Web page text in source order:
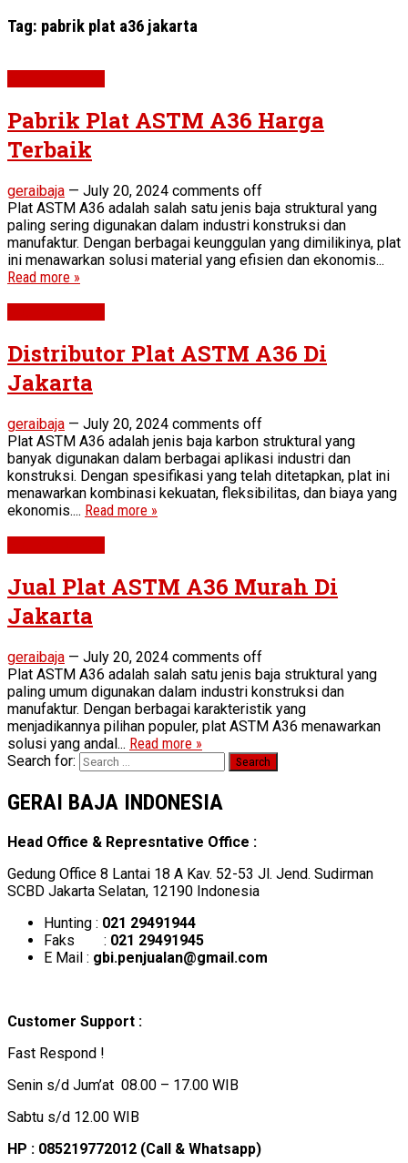
Tag: pabrik plat a36 jakarta
Pabrik Plat ASTM A36 Harga
Terbaik
geraibaja — July 20, 2024 comments off
Plat ASTM A36 adalah salah satu jenis baja struktural yang
paling sering digunakan dalam industri konstruksi dan
manufaktur. Dengan berbagai keunggulan yang dimilikinya, plat
ini menawarkan solusi material yang efisien dan ekonomis...
Read more »
Distributor Plat ASTM A36 Di
Jakarta
geraibaja — July 20, 2024 comments off
Plat ASTM A36 adalah jenis baja karbon struktural yang
banyak digunakan dalam berbagai aplikasi industri dan
konstruksi. Dengan spesifikasi yang telah ditetapkan, plat ini
menawarkan kombinasi kekuatan, fleksibilitas, dan biaya yang
ekonomis.... Read more »
Jual Plat ASTM A36 Murah Di
Jakarta
geraibaja — July 20, 2024 comments off
Plat ASTM A36 adalah salah satu jenis baja struktural yang
paling umum digunakan dalam industri konstruksi dan
manufaktur. Dengan berbagai karakteristik yang
menjadikannya pilihan populer, plat ASTM A36 menawarkan
solusi yang andal... Read more »
Search for:
GERAI BAJA INDONESIA
Head Office & Represntative Office :
Gedung Office 8 Lantai 18 A Kav. 52-53 Jl. Jend. Sudirman
SCBD Jakarta Selatan, 12190 Indonesia
Hunting : 021 29491944
Faks : 021 29491945
E Mail : gbi.penjualan@gmail.com
Customer Support :
Fast Respond !
Senin s/d Jum’at 08.00 – 17.00 WIB
Sabtu s/d 12.00 WIB
HP : 085219772012 (Call & Whatsapp)